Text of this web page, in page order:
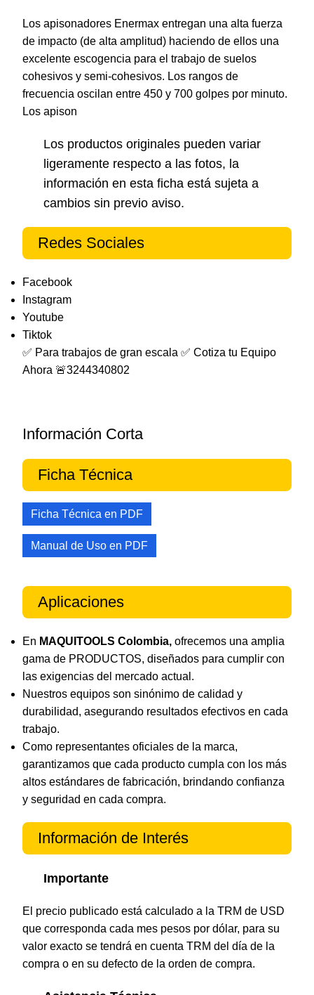
Los apisonadores Enermax entregan una alta fuerza
de impacto (de alta amplitud) haciendo de ellos una
excelente escogencia para el trabajo de suelos
cohesivos y semi-cohesivos. Los rangos de
frecuencia oscilan entre 450 y 700 golpes por minuto.
Los apison
Los productos originales pueden variar
ligeramente respecto a las fotos, la
información en esta ficha está sujeta a
cambios sin previo aviso.
Redes Sociales
Facebook
Instagram
Youtube
Tiktok
✅ Para trabajos de gran escala ✅ Cotiza tu Equipo
Ahora 🚨3244340802
Información Corta
Ficha Técnica
Ficha Técnica en PDF
Manual de Uso en PDF
Aplicaciones
En MAQUITOOLS Colombia, ofrecemos una amplia
gama de PRODUCTOS, diseñados para cumplir con
las exigencias del mercado actual.
Nuestros equipos son sinónimo de calidad y
durabilidad, asegurando resultados efectivos en cada
trabajo.
Como representantes oficiales de la marca,
garantizamos que cada producto cumpla con los más
altos estándares de fabricación, brindando confianza
y seguridad en cada compra.
Información de Interés
Importante
El precio publicado está calculado a la TRM de USD
que corresponda cada mes pesos por dólar, para su
valor exacto se tendrá en cuenta TRM del día de la
compra o en su defecto de la orden de compra.